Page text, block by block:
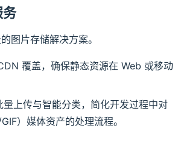
务
图片存储解决方案。
覆盖，确保静态资源在 Web 或移动
量上传与智能分类，简化开发过程中对
）媒体资产的处理流程。